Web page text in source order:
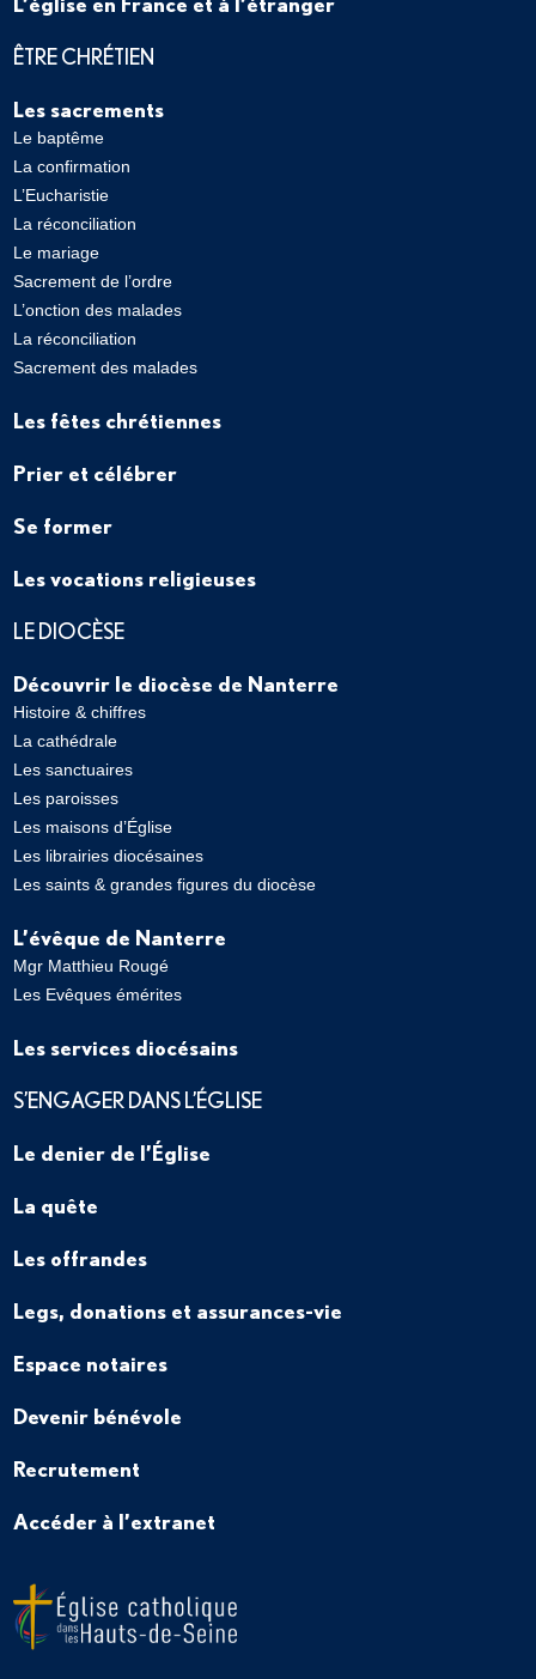
ÊTRE CHRÉTIEN
Les sacrements
Le baptême
La confirmation
L’Eucharistie
La réconciliation
Le mariage
Sacrement de l’ordre
L’onction des malades
La réconciliation
Sacrement des malades
Les fêtes chrétiennes
Prier et célébrer
Se former
Les vocations religieuses
LE DIOCÈSE
Découvrir le diocèse de Nanterre
Histoire & chiffres
La cathédrale
Les sanctuaires
Les paroisses
Les maisons d’Église
Les librairies diocésaines
Les saints & grandes figures du diocèse
L’évêque de Nanterre
Mgr Matthieu Rougé
Les Evêques émérites
Les services diocésains
S’ENGAGER DANS L’ÉGLISE
Le denier de l’Église
La quête
Les offrandes
Legs, donations et assurances-vie
Espace notaires
Devenir bénévole
Recrutement
Accéder à l’extranet